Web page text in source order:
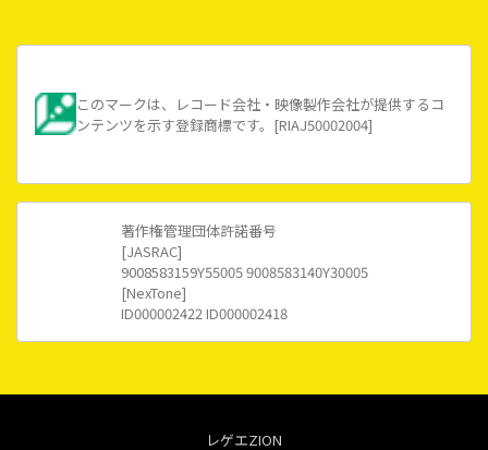
このマークは、レコード会社・映像製作会社が提供するコ
ンテンツを示す登録商標です。[RIAJ50002004]
著作権管理団体許諾番号
[JASRAC]
9008583159Y55005 9008583140Y30005
[NexTone]
ID000002422 ID000002418
レゲエZION